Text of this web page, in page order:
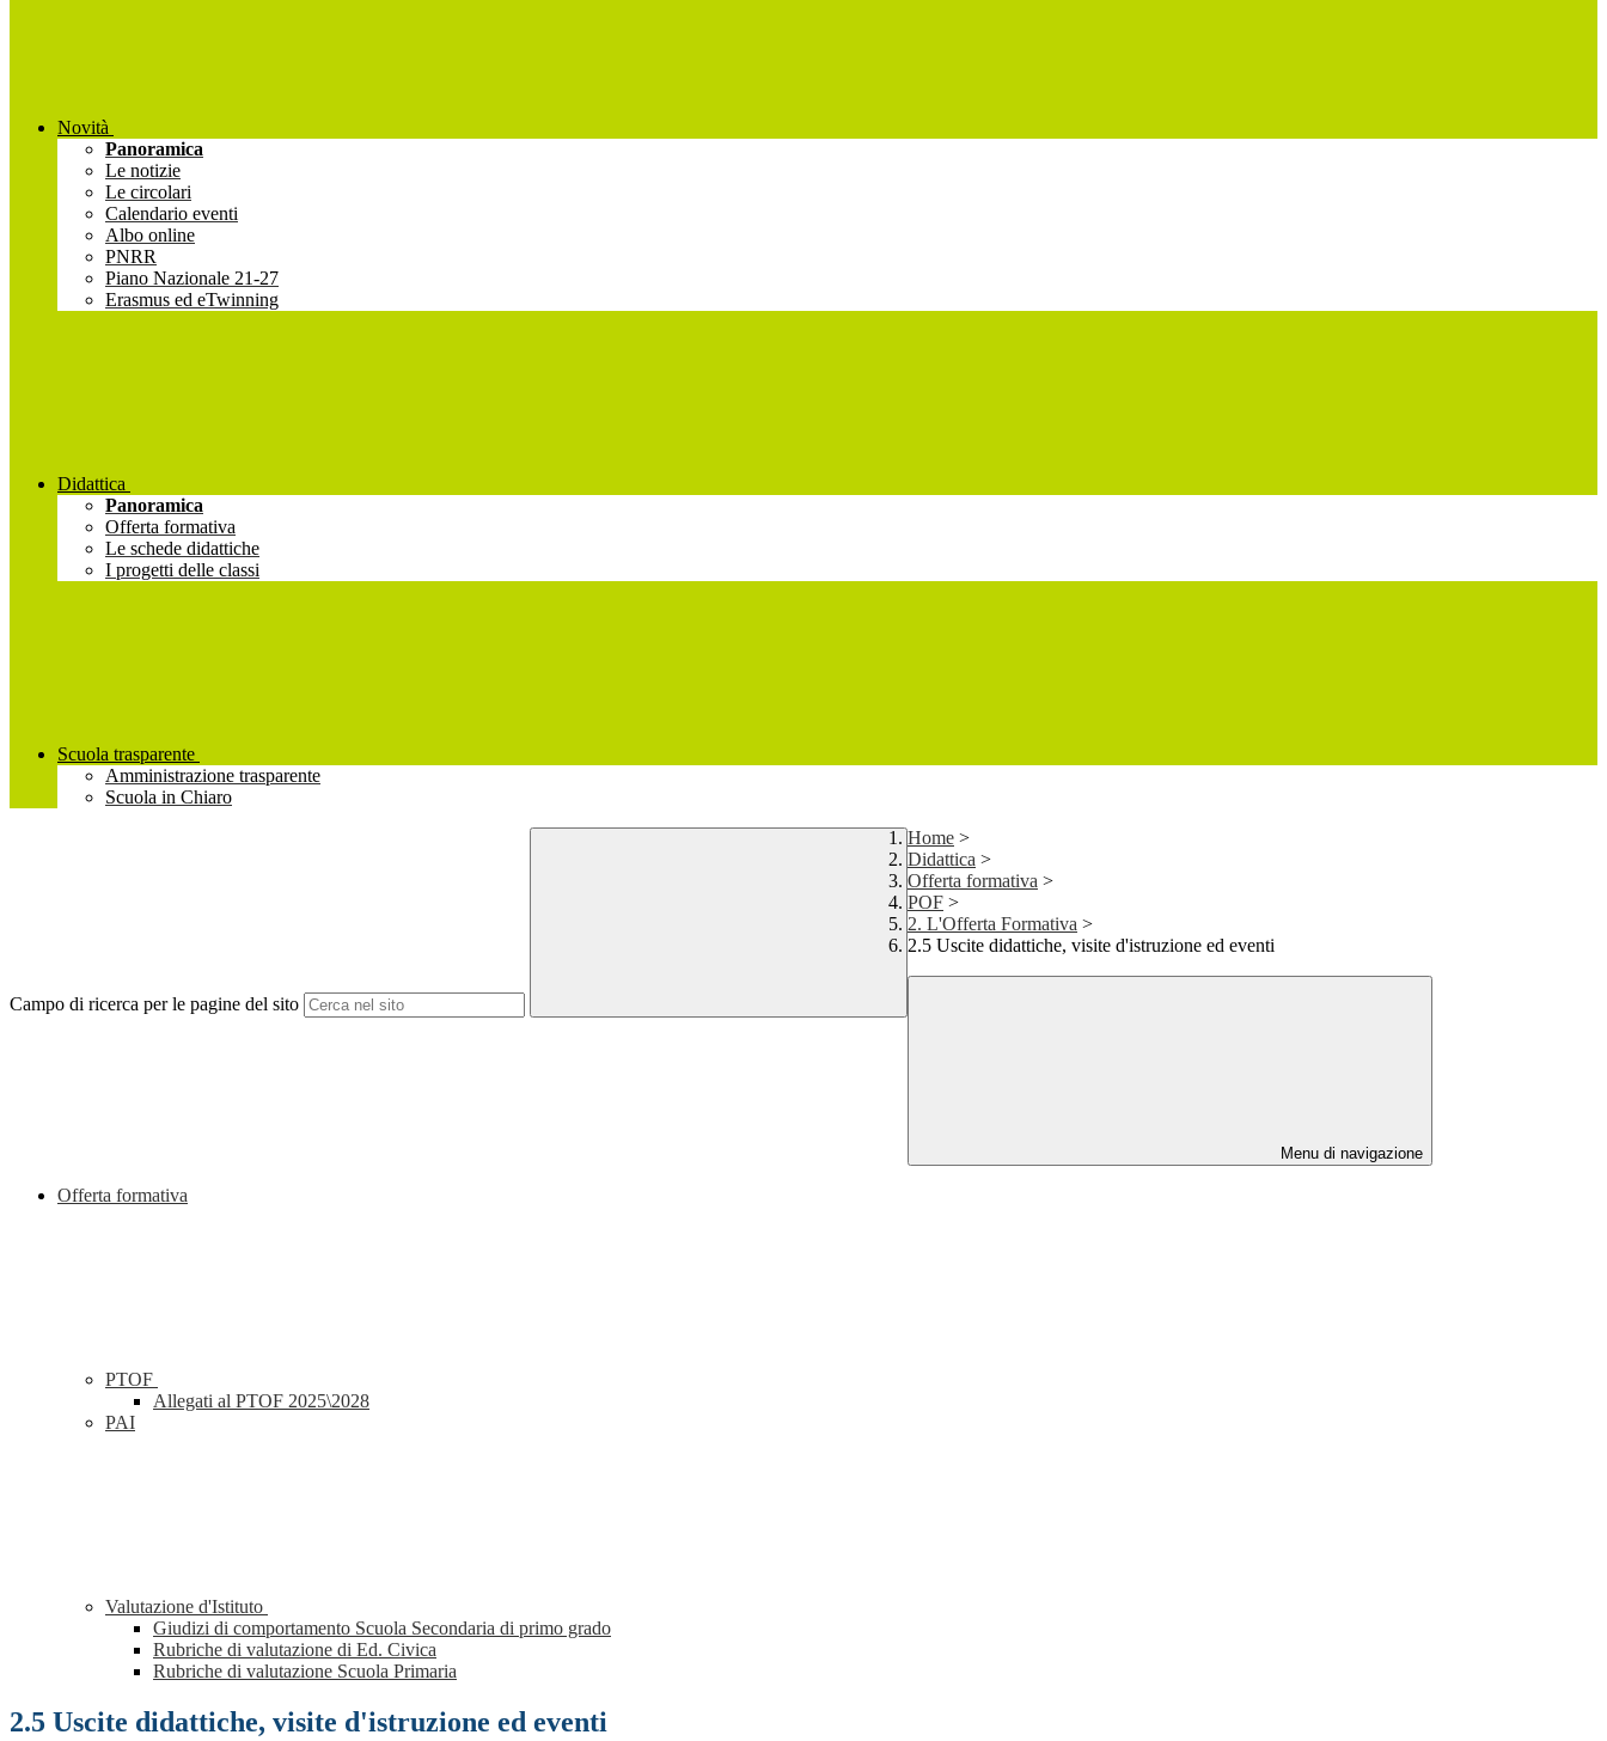
Novità
Panoramica
Le notizie
Le circolari
Calendario eventi
Albo online
PNRR
Piano Nazionale 21-27
Erasmus ed eTwinning
Didattica
Panoramica
Offerta formativa
Le schede didattiche
I progetti delle classi
Scuola trasparente
Amministrazione trasparente
Scuola in Chiaro
Campo di ricerca per le pagine del sito
Home >
Didattica >
Offerta formativa >
POF >
2. L'Offerta Formativa >
2.5 Uscite didattiche, visite d'istruzione ed eventi
Menu di navigazione
Offerta formativa
PTOF
Allegati al PTOF 2025\2028
PAI
Valutazione d'Istituto
Giudizi di comportamento Scuola Secondaria di primo grado
Rubriche di valutazione di Ed. Civica
Rubriche di valutazione Scuola Primaria
2.5 Uscite didattiche, visite d'istruzione ed eventi